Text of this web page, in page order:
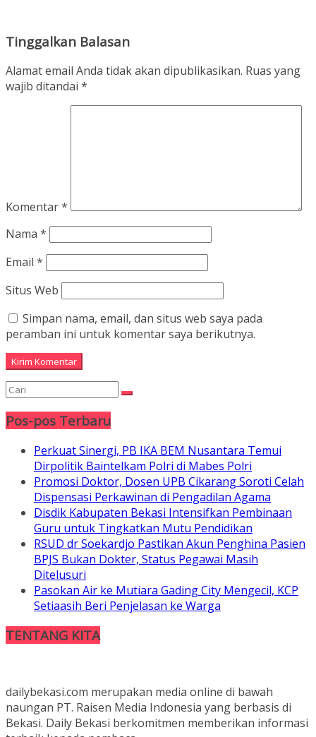
Tinggalkan Balasan
Alamat email Anda tidak akan dipublikasikan. Ruas yang
wajib ditandai *
Komentar*
Nama *
Email *
Situs Web
Simpan nama, email, dan situs web saya pada
peramban ini untuk komentar saya berikutnya.
Pos-pos Terbaru
Perkuat Sinergi, PB IKA BEM Nusantara Temui
Dirpolitik Baintelkam Polri di Mabes Polri
Promosi Doktor, Dosen UPB Cikarang Soroti Celah
Dispensasi Perkawinan di Pengadilan Agama
Disdik Kabupaten Bekasi Intensifkan Pembinaan
Guru untuk Tingkatkan Mutu Pendidikan
RSUD dr Soekardjo Pastikan Akun Penghina Pasien
BPJS Bukan Dokter, Status Pegawai Masih
Ditelusuri
Pasokan Air ke Mutiara Gading City Mengecil, KCP
Setiaasih Beri Penjelasan ke Warga
TENTANG KITA
dailybekasi.com merupakan media online di bawah
naungan PT. Raisen Media Indonesia yang berbasis di
Bekasi. Daily Bekasi berkomitmen memberikan informasi